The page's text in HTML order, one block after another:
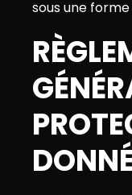
sous une